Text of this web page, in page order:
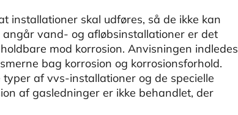
installationer skal udføres, så de ikke kan
vand- og afløbsinstallationer er det
mod korrosion. Anvisningen indledes
bag korrosion og korrosionsforhold.
af vvs-installationer og de specielle
af gasledninger er ikke behandlet, der